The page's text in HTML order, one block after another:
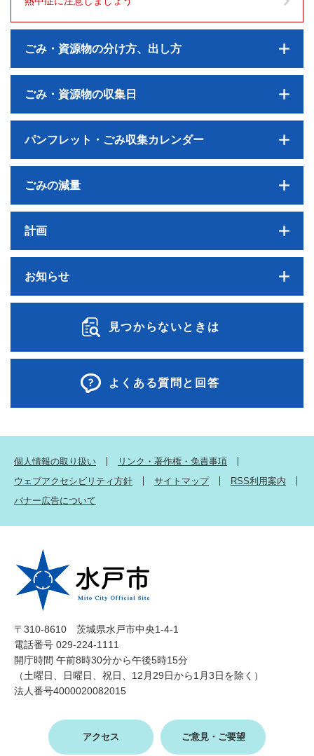
ごみ・資源物の分け方、出し方
ごみ・資源物の収集日
パンフレット・ごみ収集カレンダー
ごみの減量
計画
お知らせ
見つからないときは
よくある質問と回答
個人情報の取り扱い
リンク・著作権・免責事項
ウェブアクセシビリティ方針
サイトマップ
RSS利用案内
バナー広告について
〒310-8610 茨城県水戸市中央1-4-1
電話番号 029-224-1111
開庁時間 午前8時30分から午後5時15分
（土曜日、日曜日、祝日、12月29日から1月3日を除く）
法人番号4000020082015
アクセス ご意見・ご要望